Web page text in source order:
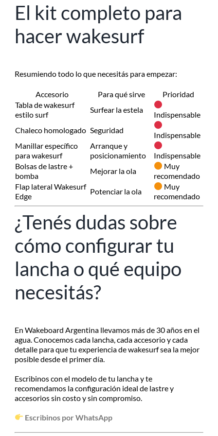
El kit completo para
hacer wakesurf
Resumiendo todo lo que necesitás para empezar:
Accesorio Para qué sirve
Prioridad
Tabla de wakesurf
estilo surf
Surfear la estela
Indispensable
Chaleco homologado Seguridad
Indispensable
Manillar específico
para wakesurf
Arranque y
posicionamiento
Indispensable
Bolsas de lastre +
bomba
Mejorar la ola
Muy
recomendado
Flap lateral Wakesurf
Edge
Potenciar la ola
Muy
recomendado
¿Tenés dudas sobre
cómo configurar tu
lancha o qué equipo
necesitás?
En Wakeboard Argentina llevamos más de 30 años en el
agua. Conocemos cada lancha, cada accesorio y cada
detalle para que tu experiencia de wakesurf sea la mejor
posible desde el primer día.
Escribinos con el modelo de tu lancha y te
recomendamos la configuración ideal de lastre y
accesorios sin costo y sin compromiso.
Escribinos por WhatsApp